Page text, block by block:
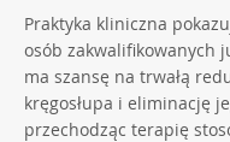
Praktyka kliniczna
osób zakwalifikowanych
ma szansę na trwałą
kręgosłupa i eliminację
przechodząc terapię